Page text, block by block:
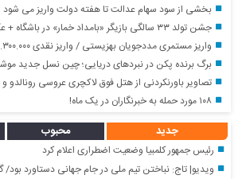
بخشی از سود سهام عدالت تا هفته دولت واریز می شود
جشن تولد ۳۳ سالگی بازیگر «بامداد خمار» در باشگاه + عکس
واریز مستمری مددجویان بهزیستی / واریز نقدی ۶.۳۰۰.۰۰۰ تومانی به حساب مددجویان از امشب
برگ برنده پکن در نبردهای دریایی؛ چین نسل جدید موشک‌های
تصاویر باورنکردنی از هتل فوق لاکچری عروسی رونالدو
۱۰۸ مورد حمله به خبرنگاران در یک ماه!
جدید محبوب
رئیس جمهور کلمبیا وضعیت اضطراری اعلام کرد
ویدیو| تاج: نباختن تیم ملی در جام جهانی دستاورد بود/ گل شجاع را گل می‌بینم/